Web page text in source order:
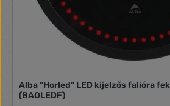
Alba "Horled" LED kijelzős falióra
(BAOLEDF)